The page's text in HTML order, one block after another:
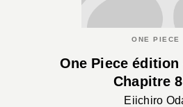
ONE PIECE
One Piece
Chapitre
Eiichiro